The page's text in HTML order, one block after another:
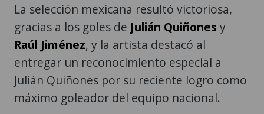
La selección mexicana resultó victoriosa,
gracias a los goles de Julián Quiñones y
Raúl Jiménez, y la artista destacó al
entregar un reconocimiento especial a
Julián Quiñones por su reciente logro como
máximo goleador del equipo nacional.